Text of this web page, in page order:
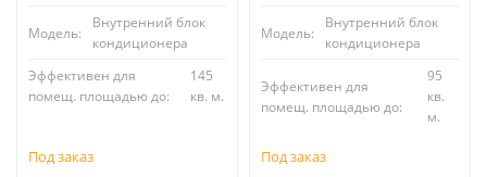
Модель:
Внутренний блок
кондиционера
Эффективен для
помещ. площадью до:
145
кв. м.
Под заказ
Модель:
Внутренний блок
кондиционера
Эффективен для
помещ. площадью до:
95
кв.
м.
Под заказ